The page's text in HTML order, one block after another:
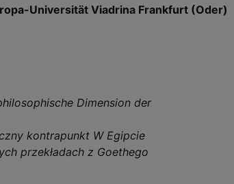
Universität Viadrina Frankfurt (Oder)
Dimension der
kontrapunkt W Egipcie
przekładach z Goethego